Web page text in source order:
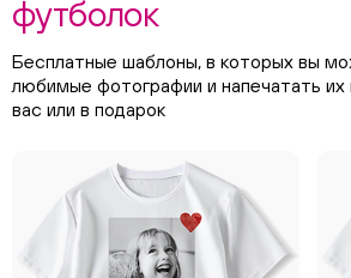
футболок
Бесплатные шаблоны, в которых вы
любимые фотографии и напечатать их
вас или в подарок